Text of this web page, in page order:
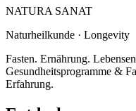
NATURA SANAT
Naturheilkunde · Longevity
Fasten. Ernährung.
Gesundheitsprogramme &
Erfahrung.